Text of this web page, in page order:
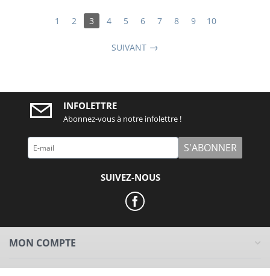
1 2 3 4 5 6 7 8 9 10
SUIVANT
INFOLETTRE
Abonnez-vous à notre infolettre !
S'ABONNER
SUIVEZ-NOUS
MON COMPTE